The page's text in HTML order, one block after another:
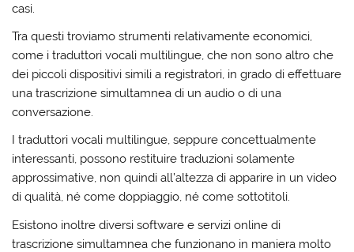
casi.
Tra questi troviamo strumenti relativamente economici,
come i traduttori vocali multilingue, che non sono altro che
dei piccoli dispositivi simili a registratori, in grado di effettuare
una trascrizione simultamnea di un audio o di una
conversazione.
I traduttori vocali multilingue, seppure concettualmente
interessanti, possono restituire traduzioni solamente
approssimative, non quindi all’altezza di apparire in un video
di qualità, né come doppiaggio, né come sottotitoli.
Esistono inoltre diversi software e servizi online di
trascrizione simultamnea che funzionano in maniera molto